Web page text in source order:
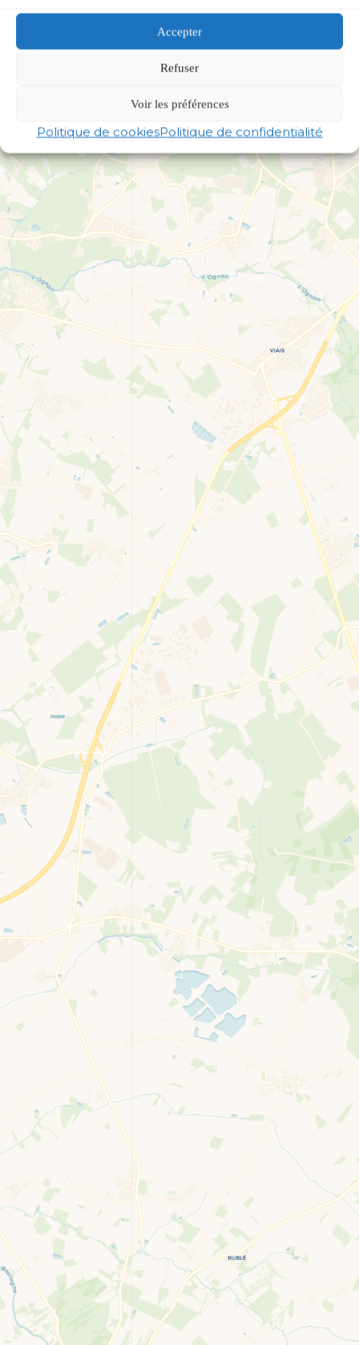
Accepter
Refuser
Voir les préférences
Politique de cookiesPolitique de confidentialité